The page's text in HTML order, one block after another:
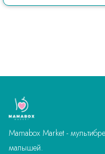
Mamabox Market -
малышей.